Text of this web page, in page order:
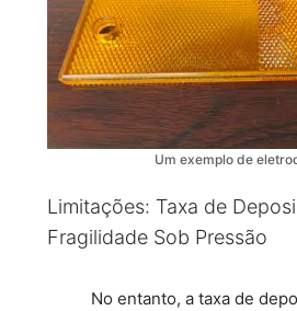
Um exemplo de
Limitações: Taxa de
Fragilidade Sob Pressão
No entanto, a taxa de